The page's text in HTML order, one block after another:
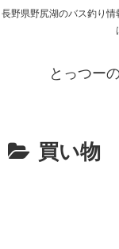
長野県野尻湖のバス釣り
とっつー
買い物